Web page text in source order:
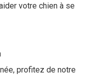
votre chien à se
profitez de notre